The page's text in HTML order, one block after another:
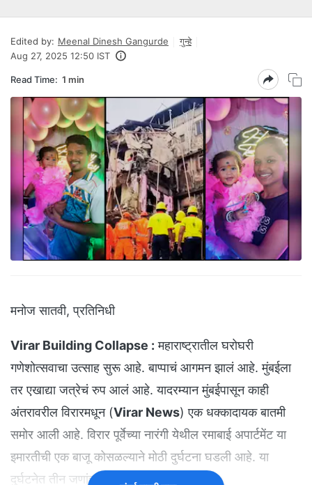
Edited by: Meenal Dinesh Gangurde
गुन्हे
Aug 27, 2025 12:50 IST
Read Time: 1 min
मनोज सातवी, प्रतिनिधी
Virar Building Collapse : महाराष्ट्रातील घरोघरी
गणेशोत्सवाचा उत्साह सुरू आहे. बाप्पाचं आगमन झालं आहे. मुंबईला
तर एखाद्या जत्रेचं रुप आलं आहे. यादरम्यान मुंबईपासून काही
अंतरावरील विरारमधून (Virar News) एक धक्कादायक बातमी
समोर आली आहे. विरार पूर्वेच्या नारंगी येथील रमाबाई अपार्टमेंट या
इमारतीची एक बाजू कोसळल्याने मोठी दुर्घटना घडली आहे. या
दुर्घटनेत तीन जणांचा मृत्यू झाला आहे.